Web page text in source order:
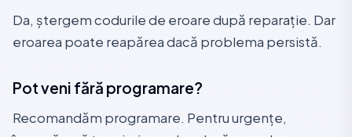
Da, ștergem codurile de eroare după reparație. Dar
eroarea poate reapărea dacă problema persistă.
Pot veni fără programare?
Recomandăm programare. Pentru urgențe,